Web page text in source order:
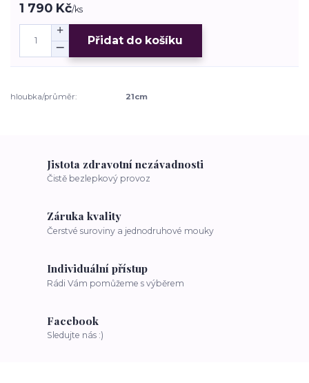
1 790 Kč/ks
Přidat do košíku
hloubka/průměr: 21cm
Jistota zdravotní nezávadnosti
Čistě bezlepkový provoz
Záruka kvality
Čerstvé suroviny a jednodruhové mouky
Individuální přístup
Rádi Vám pomůžeme s výběrem
Facebook
Sledujte nás :)